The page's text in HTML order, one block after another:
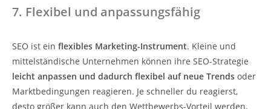
7. Flexibel und anpassungsfähig
SEO ist ein flexibles Marketing-Instrument. Kleine und
mittelständische Unternehmen können ihre SEO-Strategie
leicht anpassen und dadurch flexibel auf neue Trends oder
Marktbedingungen reagieren. Je schneller du reagierst,
desto größer kann auch den Wettbewerbs-Vorteil werden.